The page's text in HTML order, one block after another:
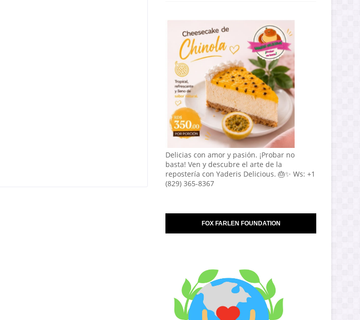
Delicias con amor y pasión. ¡Probar no
basta! Ven y descubre el arte de la
repostería con Yaderis Delicious. 🎂✨ Ws: +1
(829) 365-8367
FOX FARLEN FOUNDATION